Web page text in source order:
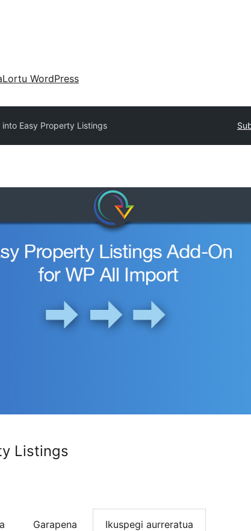
Lortu WordPress
into Easy Property Listings
Listings
Garapena Ikuspegi aurreratua